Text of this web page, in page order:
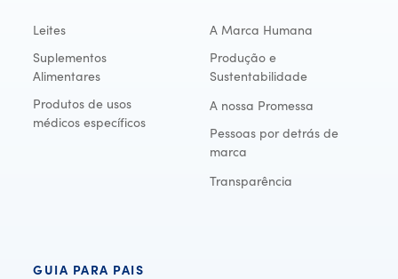
Leites
Suplementos
Alimentares
Produtos de usos
médicos específicos
A Marca Humana
Produção e
Sustentabilidade
A nossa Promessa
Pessoas por detrás de
marca
Transparência
GUIA PARA PAIS